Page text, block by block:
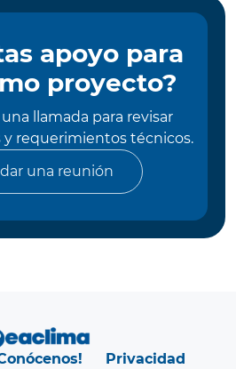
apoyo para
proyecto?
llamada para revisar
y requerimientos técnicos.
una reunión
Privacidad